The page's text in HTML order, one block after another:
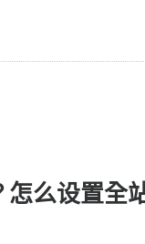
么设置全